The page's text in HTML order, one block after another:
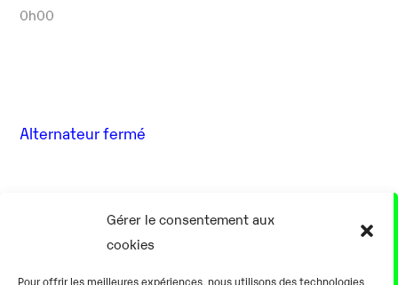
Gérer le consentement aux
cookies
Pour offrir les meilleures expériences, nous utilisons des technologies
0h00
Alternateur fermé